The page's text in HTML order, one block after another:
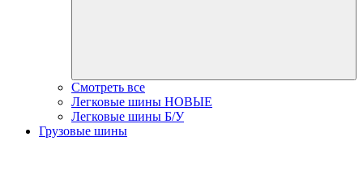
Смотреть все
Легковые шины НОВЫЕ
Легковые шины Б/У
Грузовые шины